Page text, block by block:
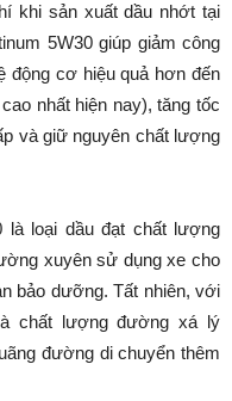
khi sản xuất dầu nhớt tại
5W30 giúp giảm công
động cơ hiệu quả hơn đến
nhất hiện nay), tăng tốc
và giữ nguyên chất lượng
là loại dầu đạt chất lượng
xuyên sử dụng xe cho
bảo dưỡng. Tất nhiên, với
chất lượng đường xá lý
đường di chuyển thêm